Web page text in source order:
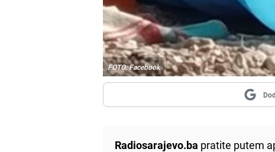
FOTO: Facebook
Radiosarajevo.ba pratite putem